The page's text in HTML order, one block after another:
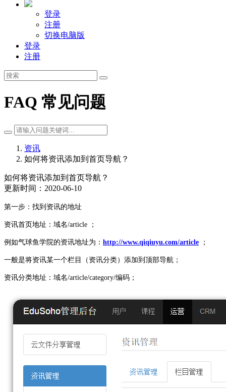
登录
注册
切换电脑版
登录
注册
FAQ 常见问题
资讯
如何将资讯添加到首页导航？
如何将资讯添加到首页导航？
更新时间：2020-06-10
第一步：找到资讯的地址
资讯首页地址：域名/article ；
例如气球鱼学院的资讯地址为： http://www.qiqiuyu.com/article ；
一般是将资讯某一个栏目（资讯分类）添加到顶部导航；
资讯分类地址：域名/article/category/编码；